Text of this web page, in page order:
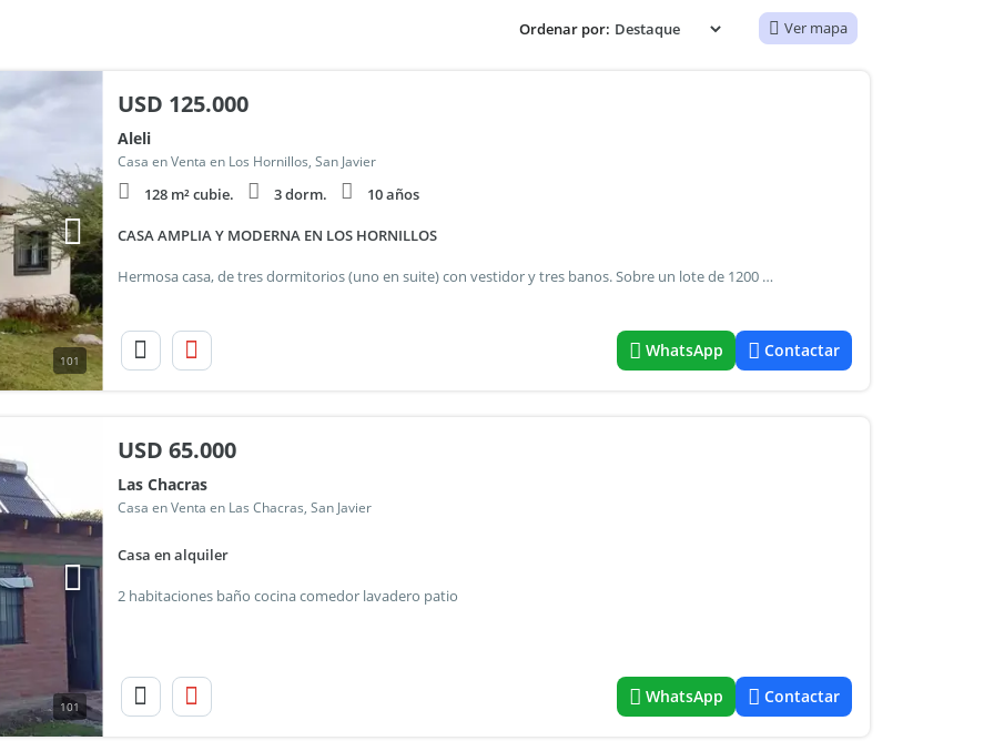
Ordenar por: Ver mapa
101
USD 125.000
Aleli
Casa en Venta en Los Hornillos, San Javier
128 m² cubie. 3 dorm. 10 años
CASA AMPLIA Y MODERNA EN LOS HORNILLOS
Hermosa casa, de tres dormitorios (uno en suite) con vestidor y tres banos. Sobre un lote de 1200 mts2 . Con escritura y planos. Vista unica a las sierras. Sobre calle empedrada. A 4 cuadras de la ruta. Proxima a escuela. Dispensario. Policia. Iglesia y comuna. Superficie: -superficie cubierta : 128,50 m2 -superficie semi cubierta: 35,75 superficie total: 164,25 m2 lote: 1207,23 mt2 propiedad: cantidad de plantas: 1 cocheras semicubiertas: 1 servicios e instalaciones: lavadero parrilla
WhatsApp Contactar
101
USD 65.000
Las Chacras
Casa en Venta en Las Chacras, San Javier
Casa en alquiler
2 habitaciones baño cocina comedor lavadero patio
WhatsApp Contactar